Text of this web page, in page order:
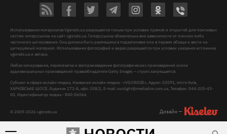
© 2009-2026 vgorode.ua
Использование материалов Vgorode.ua разрешается только при условии прямой и открытой для поисковых
систем гиперссылки на сайт vgorode.ua. Гиперссылка обязательна вне зависимости от полного либо
частичного цитирования. Она должна быть размещена в подзаголовке или в первом абзаце и вести на
цитируемый материал. Использование фотографий и видео разрешается при условии указания источника
vgorode.ua и автора.
Любое копирование, перепечатка и воспроизведение фотографических произведений и/или
аудиовизуальных произведений правообладателя Getty Images – строго запрещается.
Субъект в сфере онлайн-медиа, Название онлайн-медиа - «VGORODE», Адрес: 02091, місто Київ,
ХАРКІВСЬКЕ ШОСЕ, будинок 172-Б, офіс 208/1, E-mail:sunlight@mediadim.com.ua , Телефон: 044-205-43-
00, Идентификатор медиа - R40-06066
Дизайн —